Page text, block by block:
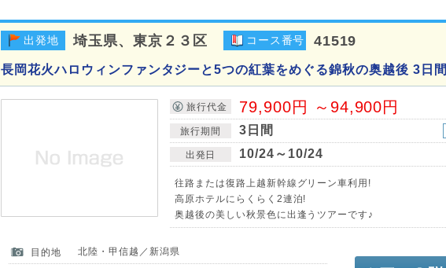
出発地 埼玉県、東京２３区 コース番号 41519
長岡花火ハロウィンファンタジーと5つの紅葉をめぐる錦秋の奥越後 3日間
旅行代金 79,900円 ～94,900円
旅行期間 3日間
出発日 10/24～10/24
往路または復路上越新幹線グリーン車利用!
高原ホテルにらくらく2連泊!
奥越後の美しい秋景色に出逢うツアーです♪
目的地 北陸・甲信越／新潟県